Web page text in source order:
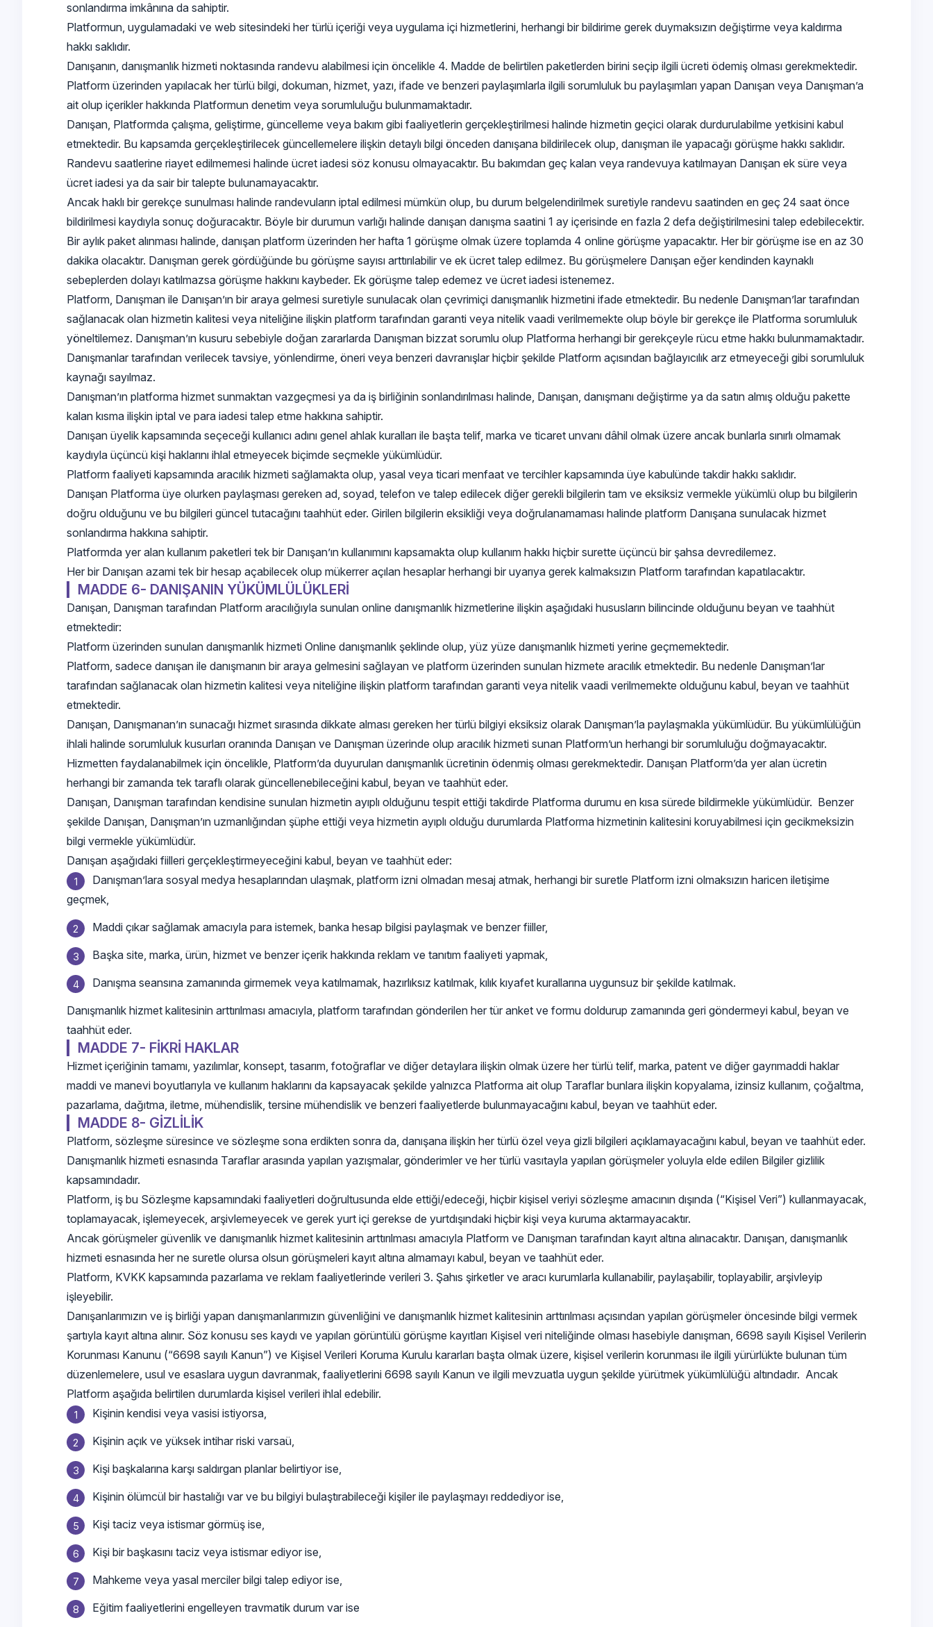
sonlandırma imkânına da sahiptir.
Platformun, uygulamadaki ve web sitesindeki her türlü içeriği veya uygulama içi hizmetlerini, herhangi bir bildirime gerek duymaksızın değiştirme veya kaldırma
hakkı saklıdır.
Danışanın, danışmanlık hizmeti noktasında randevu alabilmesi için öncelikle 4. Madde de belirtilen paketlerden birini seçip ilgili ücreti ödemiş olması gerekmektedir.
Platform üzerinden yapılacak her türlü bilgi, dokuman, hizmet, yazı, ifade ve benzeri paylaşımlarla ilgili sorumluluk bu paylaşımları yapan Danışan veya Danışman’a
ait olup içerikler hakkında Platformun denetim veya sorumluluğu bulunmamaktadır.
Danışan, Platformda çalışma, geliştirme, güncelleme veya bakım gibi faaliyetlerin gerçekleştirilmesi halinde hizmetin geçici olarak durdurulabilme yetkisini kabul
etmektedir. Bu kapsamda gerçekleştirilecek güncellemelere ilişkin detaylı bilgi önceden danışana bildirilecek olup, danışman ile yapacağı görüşme hakkı saklıdır.
Randevu saatlerine riayet edilmemesi halinde ücret iadesi söz konusu olmayacaktır. Bu bakımdan geç kalan veya randevuya katılmayan Danışan ek süre veya
ücret iadesi ya da sair bir talepte bulunamayacaktır.
Ancak haklı bir gerekçe sunulması halinde randevuların iptal edilmesi mümkün olup, bu durum belgelendirilmek suretiyle randevu saatinden en geç 24 saat önce
bildirilmesi kaydıyla sonuç doğuracaktır. Böyle bir durumun varlığı halinde danışan danışma saatini 1 ay içerisinde en fazla 2 defa değiştirilmesini talep edebilecektir.
Bir aylık paket alınması halinde, danışan platform üzerinden her hafta 1 görüşme olmak üzere toplamda 4 online görüşme yapacaktır. Her bir görüşme ise en az 30
dakika olacaktır. Danışman gerek gördüğünde bu görüşme sayısı arttırılabilir ve ek ücret talep edilmez. Bu görüşmelere Danışan eğer kendinden kaynaklı
sebeplerden dolayı katılmazsa görüşme hakkını kaybeder. Ek görüşme talep edemez ve ücret iadesi istenemez.
Platform, Danışman ile Danışan’ın bir araya gelmesi suretiyle sunulacak olan çevrimiçi danışmanlık hizmetini ifade etmektedir. Bu nedenle Danışman’lar tarafından
sağlanacak olan hizmetin kalitesi veya niteliğine ilişkin platform tarafından garanti veya nitelik vaadi verilmemekte olup böyle bir gerekçe ile Platforma sorumluluk
yöneltilemez. Danışman’ın kusuru sebebiyle doğan zararlarda Danışman bizzat sorumlu olup Platforma herhangi bir gerekçeyle rücu etme hakkı bulunmamaktadır.
Danışmanlar tarafından verilecek tavsiye, yönlendirme, öneri veya benzeri davranışlar hiçbir şekilde Platform açısından bağlayıcılık arz etmeyeceği gibi sorumluluk
kaynağı sayılmaz.
Danışman’ın platforma hizmet sunmaktan vazgeçmesi ya da iş birliğinin sonlandırılması halinde, Danışan, danışmanı değiştirme ya da satın almış olduğu pakette
kalan kısma ilişkin iptal ve para iadesi talep etme hakkına sahiptir.
Danışan üyelik kapsamında seçeceği kullanıcı adını genel ahlak kuralları ile başta telif, marka ve ticaret unvanı dâhil olmak üzere ancak bunlarla sınırlı olmamak
kaydıyla üçüncü kişi haklarını ihlal etmeyecek biçimde seçmekle yükümlüdür.
Platform faaliyeti kapsamında aracılık hizmeti sağlamakta olup, yasal veya ticari menfaat ve tercihler kapsamında üye kabulünde takdir hakkı saklıdır.
Danışan Platforma üye olurken paylaşması gereken ad, soyad, telefon ve talep edilecek diğer gerekli bilgilerin tam ve eksiksiz vermekle yükümlü olup bu bilgilerin
doğru olduğunu ve bu bilgileri güncel tutacağını taahhüt eder. Girilen bilgilerin eksikliği veya doğrulanamaması halinde platform Danışana sunulacak hizmet
sonlandırma hakkına sahiptir.
Platformda yer alan kullanım paketleri tek bir Danışan’ın kullanımını kapsamakta olup kullanım hakkı hiçbir surette üçüncü bir şahsa devredilemez.
Her bir Danışan azami tek bir hesap açabilecek olup mükerrer açılan hesaplar herhangi bir uyarıya gerek kalmaksızın Platform tarafından kapatılacaktır.
MADDE 6- DANIŞANIN YÜKÜMLÜLÜKLERİ
Danışan, Danışman tarafından Platform aracılığıyla sunulan online danışmanlık hizmetlerine ilişkin aşağıdaki hususların bilincinde olduğunu beyan ve taahhüt
etmektedir:
Platform üzerinden sunulan danışmanlık hizmeti Online danışmanlık şeklinde olup, yüz yüze danışmanlık hizmeti yerine geçmemektedir.
Platform, sadece danışan ile danışmanın bir araya gelmesini sağlayan ve platform üzerinden sunulan hizmete aracılık etmektedir. Bu nedenle Danışman’lar
tarafından sağlanacak olan hizmetin kalitesi veya niteliğine ilişkin platform tarafından garanti veya nitelik vaadi verilmemekte olduğunu kabul, beyan ve taahhüt
etmektedir.
Danışan, Danışmanan’ın sunacağı hizmet sırasında dikkate alması gereken her türlü bilgiyi eksiksiz olarak Danışman’la paylaşmakla yükümlüdür. Bu yükümlülüğün
ihlali halinde sorumluluk kusurları oranında Danışan ve Danışman üzerinde olup aracılık hizmeti sunan Platform’un herhangi bir sorumluluğu doğmayacaktır.
Hizmetten faydalanabilmek için öncelikle, Platform’da duyurulan danışmanlık ücretinin ödenmiş olması gerekmektedir. Danışan Platform’da yer alan ücretin
herhangi bir zamanda tek taraflı olarak güncellenebileceğini kabul, beyan ve taahhüt eder.
Danışan, Danışman tarafından kendisine sunulan hizmetin ayıplı olduğunu tespit ettiği takdirde Platforma durumu en kısa sürede bildirmekle yükümlüdür. Benzer
şekilde Danışan, Danışman’ın uzmanlığından şüphe ettiği veya hizmetin ayıplı olduğu durumlarda Platforma hizmetinin kalitesini koruyabilmesi için gecikmeksizin
bilgi vermekle yükümlüdür.
Danışan aşağıdaki fiilleri gerçekleştirmeyeceğini kabul, beyan ve taahhüt eder:
Danışman’lara sosyal medya hesaplarından ulaşmak, platform izni olmadan mesaj atmak, herhangi bir suretle Platform izni olmaksızın haricen iletişime
geçmek,
Maddi çıkar sağlamak amacıyla para istemek, banka hesap bilgisi paylaşmak ve benzer fiiller,
Başka site, marka, ürün, hizmet ve benzer içerik hakkında reklam ve tanıtım faaliyeti yapmak,
Danışma seansına zamanında girmemek veya katılmamak, hazırlıksız katılmak, kılık kıyafet kurallarına uygunsuz bir şekilde katılmak.
Danışmanlık hizmet kalitesinin arttırılması amacıyla, platform tarafından gönderilen her tür anket ve formu doldurup zamanında geri göndermeyi kabul, beyan ve
taahhüt eder.
MADDE 7- FİKRİ HAKLAR
Hizmet içeriğinin tamamı, yazılımlar, konsept, tasarım, fotoğraflar ve diğer detaylara ilişkin olmak üzere her türlü telif, marka, patent ve diğer gayrımaddi haklar
maddi ve manevi boyutlarıyla ve kullanım haklarını da kapsayacak şekilde yalnızca Platforma ait olup Taraflar bunlara ilişkin kopyalama, izinsiz kullanım, çoğaltma,
pazarlama, dağıtma, iletme, mühendislik, tersine mühendislik ve benzeri faaliyetlerde bulunmayacağını kabul, beyan ve taahhüt eder.
MADDE 8- GİZLİLİK
Platform, sözleşme süresince ve sözleşme sona erdikten sonra da, danışana ilişkin her türlü özel veya gizli bilgileri açıklamayacağını kabul, beyan ve taahhüt eder.
Danışmanlık hizmeti esnasında Taraflar arasında yapılan yazışmalar, gönderimler ve her türlü vasıtayla yapılan görüşmeler yoluyla elde edilen Bilgiler gizlilik
kapsamındadır.
Platform, iş bu Sözleşme kapsamındaki faaliyetleri doğrultusunda elde ettiği/edeceği, hiçbir kişisel veriyi sözleşme amacının dışında (“Kişisel Veri”) kullanmayacak,
toplamayacak, işlemeyecek, arşivlemeyecek ve gerek yurt içi gerekse de yurtdışındaki hiçbir kişi veya kuruma aktarmayacaktır.
Ancak görüşmeler güvenlik ve danışmanlık hizmet kalitesinin arttırılması amacıyla Platform ve Danışman tarafından kayıt altına alınacaktır. Danışan, danışmanlık
hizmeti esnasında her ne suretle olursa olsun görüşmeleri kayıt altına almamayı kabul, beyan ve taahhüt eder.
Platform, KVKK kapsamında pazarlama ve reklam faaliyetlerinde verileri 3. Şahıs şirketler ve aracı kurumlarla kullanabilir, paylaşabilir, toplayabilir, arşivleyip
işleyebilir.
Danışanlarımızın ve iş birliği yapan danışmanlarımızın güvenliğini ve danışmanlık hizmet kalitesinin arttırılması açısından yapılan görüşmeler öncesinde bilgi vermek
şartıyla kayıt altına alınır. Söz konusu ses kaydı ve yapılan görüntülü görüşme kayıtları Kişisel veri niteliğinde olması hasebiyle danışman, 6698 sayılı Kişisel Verilerin
Korunması Kanunu (“6698 sayılı Kanun”) ve Kişisel Verileri Koruma Kurulu kararları başta olmak üzere, kişisel verilerin korunması ile ilgili yürürlükte bulunan tüm
düzenlemelere, usul ve esaslara uygun davranmak, faaliyetlerini 6698 sayılı Kanun ve ilgili mevzuatla uygun şekilde yürütmek yükümlülüğü altındadır. Ancak
Platform aşağıda belirtilen durumlarda kişisel verileri ihlal edebilir.
Kişinin kendisi veya vasisi istiyorsa,
Kişinin açık ve yüksek intihar riski varsaü,
Kişi başkalarına karşı saldırgan planlar belirtiyor ise,
Kişinin ölümcül bir hastalığı var ve bu bilgiyi bulaştırabileceği kişiler ile paylaşmayı reddediyor ise,
Kişi taciz veya istismar görmüş ise,
Kişi bir başkasını taciz veya istismar ediyor ise,
Mahkeme veya yasal merciler bilgi talep ediyor ise,
Eğitim faaliyetlerini engelleyen travmatik durum var ise